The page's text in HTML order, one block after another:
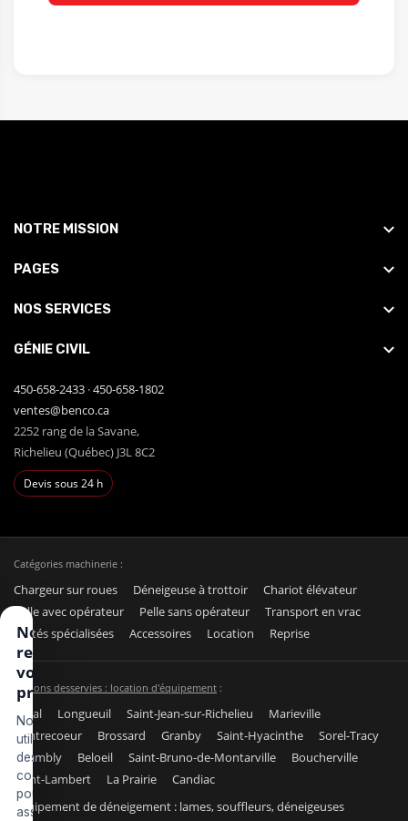
NOTRE MISSION
PAGES
NOS SERVICES
GÉNIE CIVIL
450-658-2433 ·450-658-1802
ventes@benco.ca
2252 rang de la Savane,
Richelieu (Québec) J3L 8C2
Devis sous 24 h
Catégories machinerie :
Chargeur sur roues Déneigeuse à trottoir
Chariot élévateur
Pelle avec opérateur
Pelle sans opérateur
Transport en vrac
Unités spécialisées
Accessoires Location Reprise
Régions desservies : location d'équipement :
Laval Longueuil Saint-Jean-sur-Richelieu
Marieville
Contrecoeur
Brossard Granby Saint-Hyacinthe
Sorel-Tracy
Chambly
Beloeil Saint-Bruno-de-Montarville
Boucherville
Saint-Lambert
La Prairie
Candiac
Équipement de déneigement : lames, souffleurs, déneigeuses
Nous
respectons
votre vie
privée
Nous
utilisons
des
cookies
pour
assurer